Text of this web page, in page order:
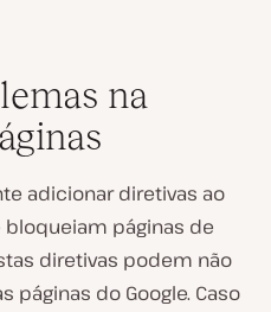
na
adicionar diretivas ao
bloqueiam páginas de
diretivas podem não
do Google. Caso